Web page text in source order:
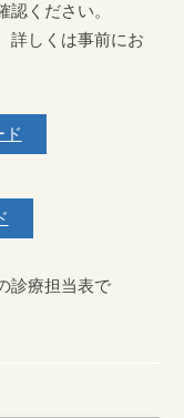
ください。
詳しくは事前にお
ド
診療担当表で